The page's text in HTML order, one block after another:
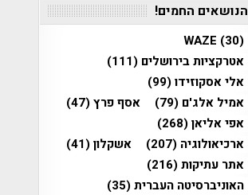
הנושאים החמים!
WAZE (30)
אטרקציות בירושלים (111)
אלי אסקוזידו(99)
אמיל אלג'ם (79) אסף פרץ(47)
אפי אליאן(268)
ארכיאולוגיה (207) אשקלון(41)
אתר עתיקות(216)
האוניברסיטה העברית(35)